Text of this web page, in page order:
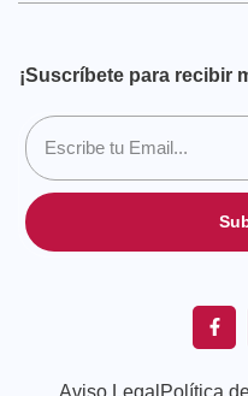
¡Suscríbete para recibir
Aviso Legal Política